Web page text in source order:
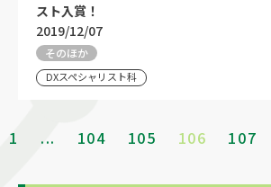
スト入賞！
2019/12/07
そのほか
DXスペシャリスト科
1 ... 104 105 106 107